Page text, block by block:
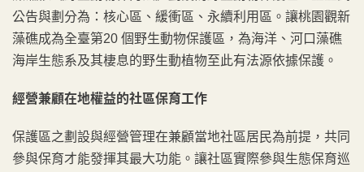
公告與劃分為：核心區、緩衝區、永續利用區。讓桃園觀新
藻礁成為全臺第20 個野生動物保護區，為海洋、河口藻礁
海岸生態系及其棲息的野生動植物至此有法源依據保護。
經營兼顧在地權益的社區保育工作
保護區之劃設與經營管理在兼顧當地社區居民為前提，共同
參與保育才能發揮其最大功能。讓社區實際參與生態保育巡